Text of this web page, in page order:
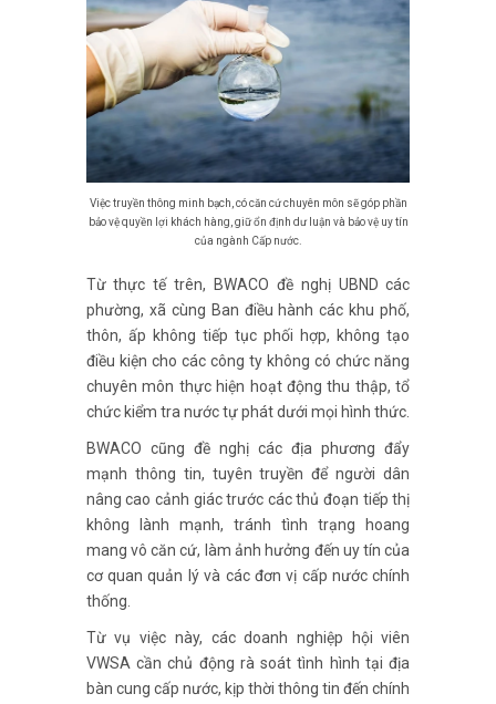
Việc truyền thông minh bạch, có căn cứ chuyên môn sẽ góp phần
bảo vệ quyền lợi khách hàng, giữ ổn định dư luận và bảo vệ uy tín
của ngành Cấp nước.
Từ thực tế trên, BWACO đề nghị UBND các
phường, xã cùng Ban điều hành các khu phố,
thôn, ấp không tiếp tục phối hợp, không tạo
điều kiện cho các công ty không có chức năng
chuyên môn thực hiện hoạt động thu thập, tổ
chức kiểm tra nước tự phát dưới mọi hình thức.
BWACO cũng đề nghị các địa phương đẩy
mạnh thông tin, tuyên truyền để người dân
nâng cao cảnh giác trước các thủ đoạn tiếp thị
không lành mạnh, tránh tình trạng hoang
mang vô căn cứ, làm ảnh hưởng đến uy tín của
cơ quan quản lý và các đơn vị cấp nước chính
thống.
Từ vụ việc này, các doanh nghiệp hội viên
VWSA cần chủ động rà soát tình hình tại địa
bàn cung cấp nước, kịp thời thông tin đến chính